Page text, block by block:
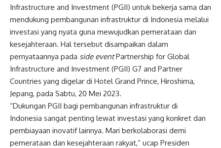
Infrastructure and Investment (PGII) untuk bekerja sama dan
mendukung pembangunan infrastruktur di Indonesia melalui
investasi yang nyata guna mewujudkan pemerataan dan
kesejahteraan. Hal tersebut disampaikan dalam
pernyataannya pada side eventPartnership for Global
Infrastructure and Investment (PGII) G7 and Partner
Countries yang digelar di Hotel Grand Prince, Hiroshima,
Jepang, pada Sabtu, 20 Mei 2023.
“Dukungan PGII bagi pembangunan infrastruktur di
Indonesia sangat penting lewat investasi yang konkret dan
pembiayaan inovatif lainnya. Mari berkolaborasi demi
pemerataan dan kesejahteraan rakyat,” ucap Presiden